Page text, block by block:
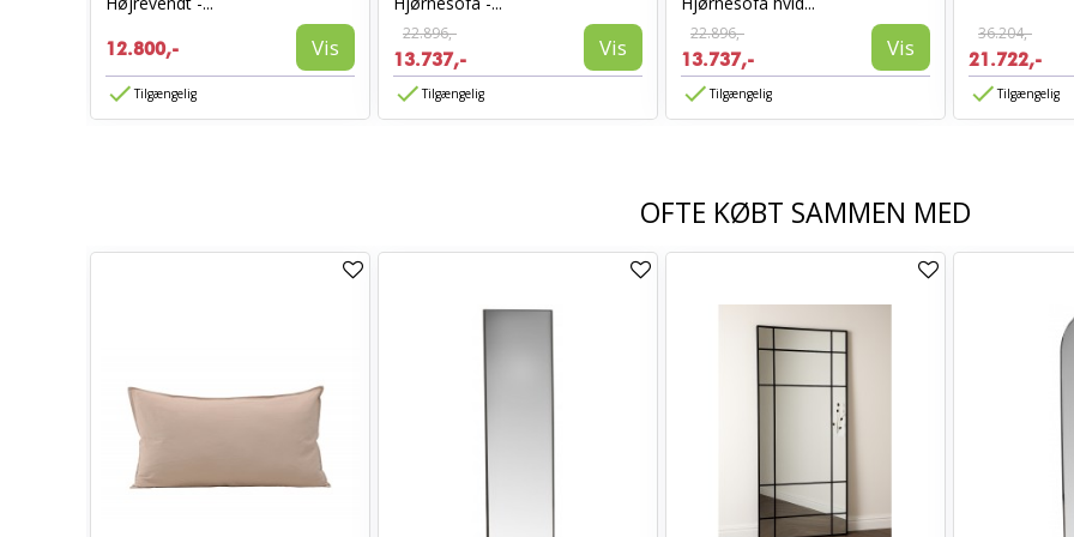
12.800,- Vis
Tilgængelig
22.896,-
13.737,- Vis
Tilgængelig
22.896,-
13.737,- Vis
Tilgængelig
36.204,-
21.722,-
Tilgængelig
OFTE KØBT SAMMEN MED